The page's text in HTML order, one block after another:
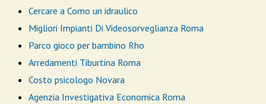
Cercare a Como un idraulico
Migliori Impianti Di Videosorveglianza Roma
Parco gioco per bambino Rho
Arredamenti Tiburtina Roma
Costo psicologo Novara
Agenzia Investigativa Economica Roma